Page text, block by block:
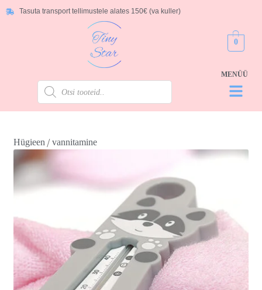
Tasuta transport tellimustele alates 150€ (va kuller)
0
Hügieen/vannitamine